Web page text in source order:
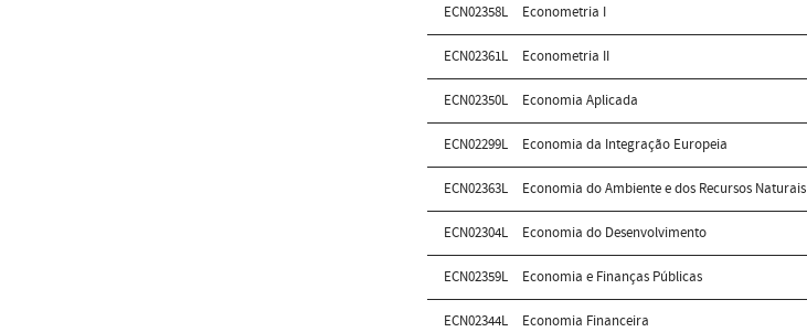
ECN02358L Econometria I
ECN02361L Econometria II
ECN02350L Economia Aplicada
ECN02299L Economia da Integração Europeia
ECN02363L Economia do Ambiente e dos Recursos Naturais
ECN02304L Economia do Desenvolvimento
ECN02359L Economia e Finanças Públicas
ECN02344L Economia Financeira